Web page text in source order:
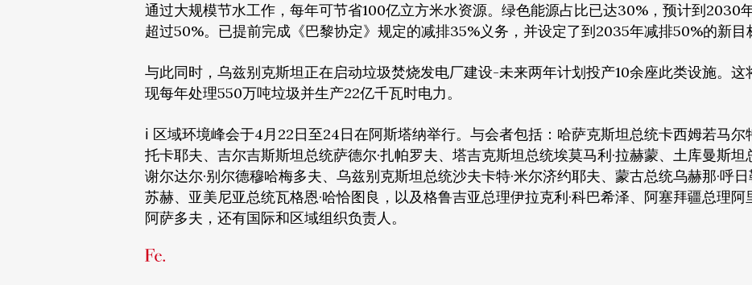
通过大规模节水工作，每年可节省100亿立方米水资源。绿色能源占比已达30%，预计到2030
超过50%。已提前完成《巴黎协定》规定的减排35%义务，并设定了到2035年减排50%的新目
与此同时，乌兹别克斯坦正在启动垃圾焚烧发电厂建设-未来两年计划投产10余座此类设施。这
现每年处理550万吨垃圾并生产22亿千瓦时电力。
ℹ️ 区域环境峰会于4月22日至24日在阿斯塔纳举行。与会者包括：哈萨克斯坦总统卡西姆若马尔
托卡耶夫、吉尔吉斯斯坦总统萨德尔·扎帕罗夫、塔吉克斯坦总统埃莫马利·拉赫蒙、土库曼斯坦
谢尔达尔·别尔德穆哈梅多夫、乌兹别克斯坦总统沙夫卡特·米尔济约耶夫、蒙古总统乌赫那·呼日
苏赫、亚美尼亚总统瓦格恩·哈恰图良，以及格鲁吉亚总理伊拉克利·科巴希泽、阿塞拜疆总理阿
阿萨多夫，还有国际和区域组织负责人。